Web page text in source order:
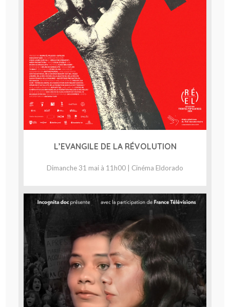
L’EVANGILE DE LA RÉVOLUTION
Dimanche 31 mai à 11h00 | Cinéma Eldorado